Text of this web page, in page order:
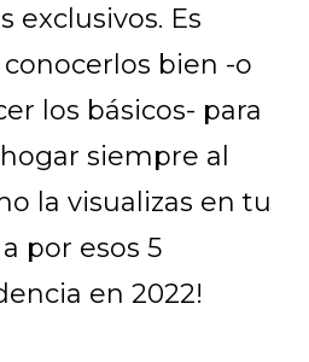
exclusivos. Es
bien -o
los básicos- para
siempre al
la visualizas en tu
por esos 5
en 2022!